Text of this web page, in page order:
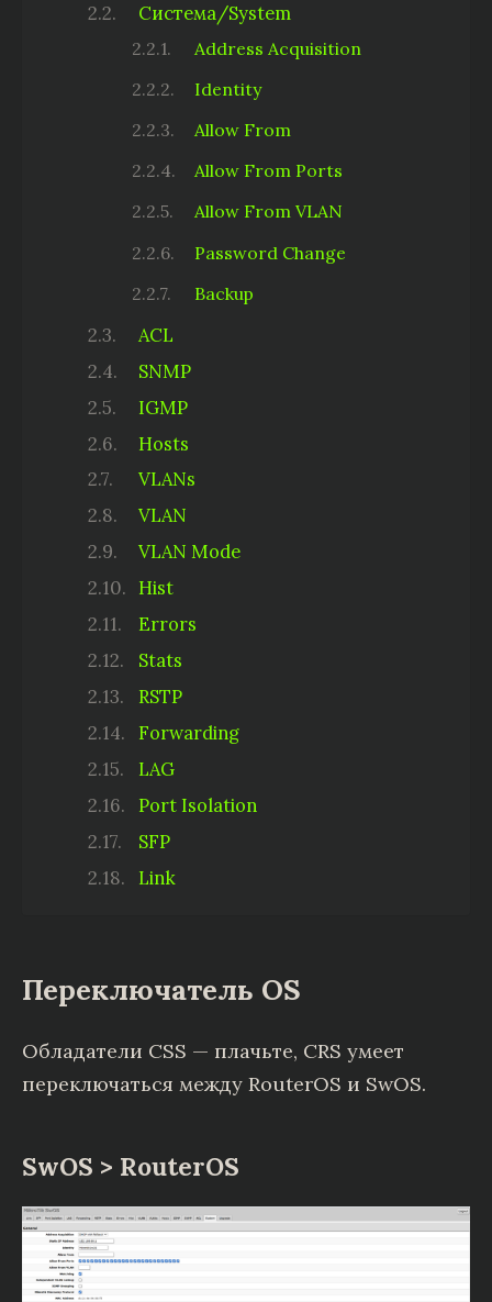
Система/System
Address Acquisition
Identity
Allow From
Allow From Ports
Allow From VLAN
Password Change
Backup
ACL
SNMP
IGMP
Hosts
VLANs
VLAN
VLAN Mode
Hist
Errors
Stats
RSTP
Forwarding
LAG
Port Isolation
SFP
Link
Переключатель OS
Обладатели CSS — плачьте, CRS умеет
переключаться между RouterOS и SwOS.
SwOS > RouterOS